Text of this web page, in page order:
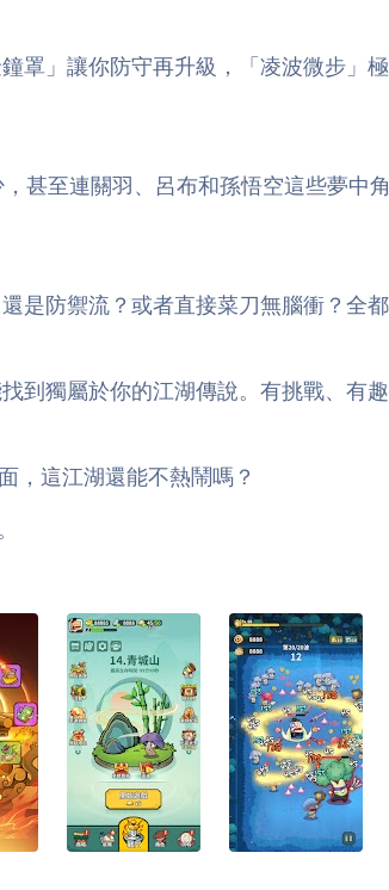
罩」讓你防守再升級，「凌波微步」
甚至連關羽、呂布和孫悟空這些夢中
是防禦流？或者直接菜刀無腦衝？全都
到獨屬於你的江湖傳說。有挑戰、有
，這江湖還能不熱鬧嗎？